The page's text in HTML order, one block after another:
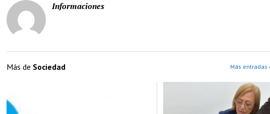
Informaciones
Más de Sociedad Más entradas